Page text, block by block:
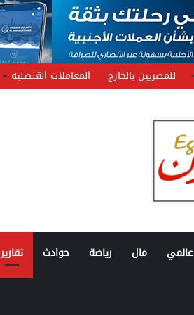
للمصريين بالخارج المعاملات القنصليه
عالمي مال رياضة حوادث تقارير